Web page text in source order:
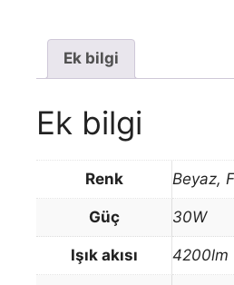
Ek bilgi
Ek bilgi
Renk Beyaz,
Güç 30W
Işık akısı 4200lm